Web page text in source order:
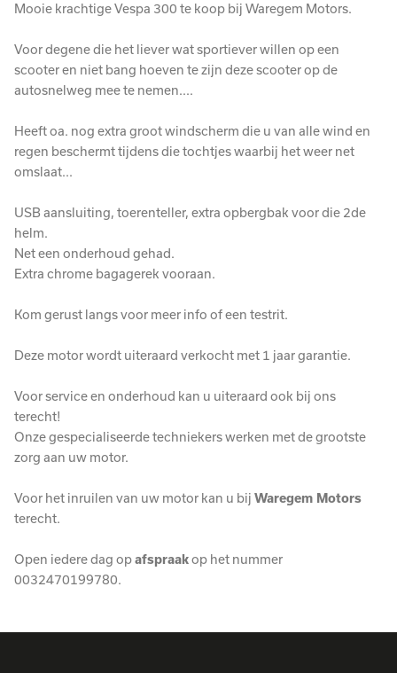
Mooie krachtige Vespa 300 te koop bij Waregem Motors.
Voor degene die het liever wat sportiever willen op een
scooter en niet bang hoeven te zijn deze scooter op de
autosnelweg mee te nemen....
Heeft oa. nog extra groot windscherm die u van alle wind en
regen beschermt tijdens die tochtjes waarbij het weer net
omslaat...
USB aansluiting, toerenteller, extra opbergbak voor die 2de
helm.
Net een onderhoud gehad.
Extra chrome bagagerek vooraan.
Kom gerust langs voor meer info of een testrit.
Deze motor wordt uiteraard verkocht met 1 jaar garantie.
Voor service en onderhoud kan u uiteraard ook bij ons
terecht!
Onze gespecialiseerde techniekers werken met de grootste
zorg aan uw motor.
Voor het inruilen van uw motor kan u bij Waregem Motors
terecht.
Open iedere dag opafspraakop het nummer
0032470199780.